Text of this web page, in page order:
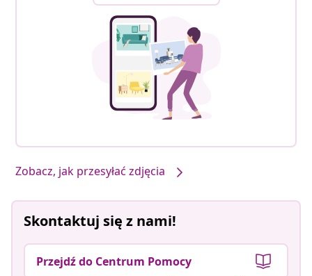
Zobacz, jak przesyłać zdjęcia
Skontaktuj się z nami!
Przejdź do Centrum Pomocy